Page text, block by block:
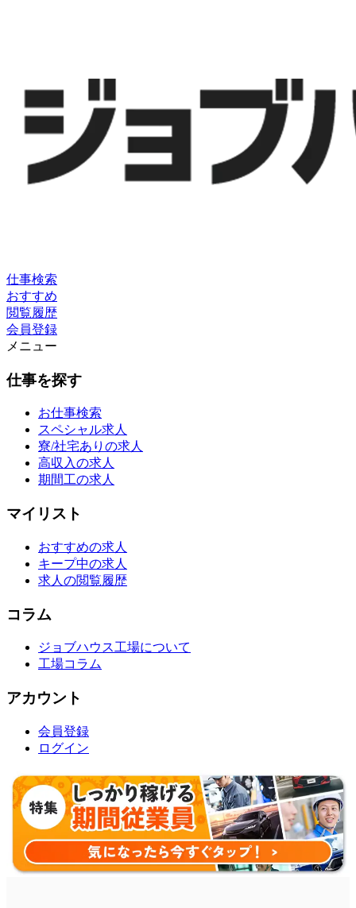
仕事検索
おすすめ
閲覧履歴
会員登録
メニュー
仕事を探す
お仕事検索
スペシャル求人
寮/社宅ありの求人
高収入の求人
期間工の求人
マイリスト
おすすめの求人
キープ中の求人
求人の閲覧履歴
コラム
ジョブハウス工場について
工場コラム
アカウント
会員登録
ログイン